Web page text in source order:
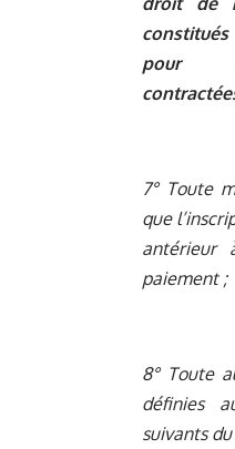
pour
7° Toute
que
antérieur
paiement ;
8° Toute
définies
suivants